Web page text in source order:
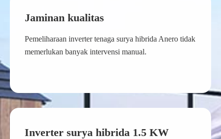
Jaminan kualitas
Pemeliharaan inverter tenaga surya hibrida Anero tidak
memerlukan banyak intervensi manual.
Inverter surya hibrida 1.5 KW